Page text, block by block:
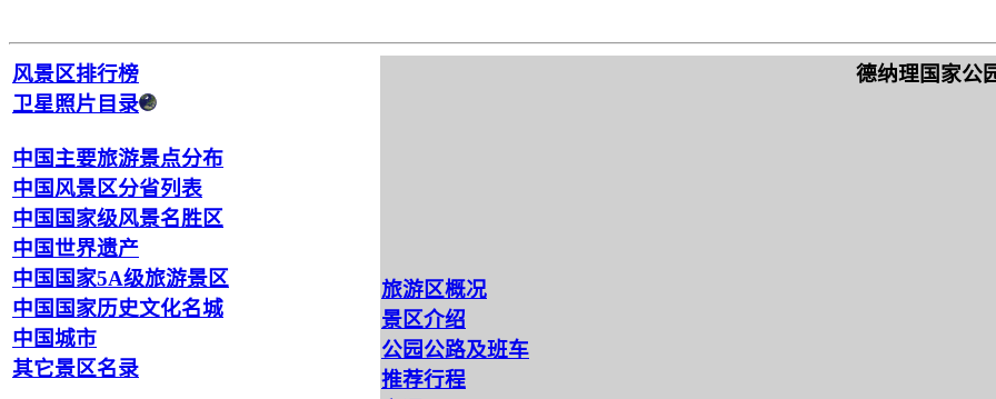
风景区排行榜
卫星照片目录
中国主要旅游景点分布
中国风景区分省列表
中国国家级风景名胜区
中国世界遗产
中国国家5A级旅游景区
中国国家历史文化名城
中国城市
其它景区名录
德纳理国家公
旅游区概况
景区介绍
公园公路及班车
推荐行程